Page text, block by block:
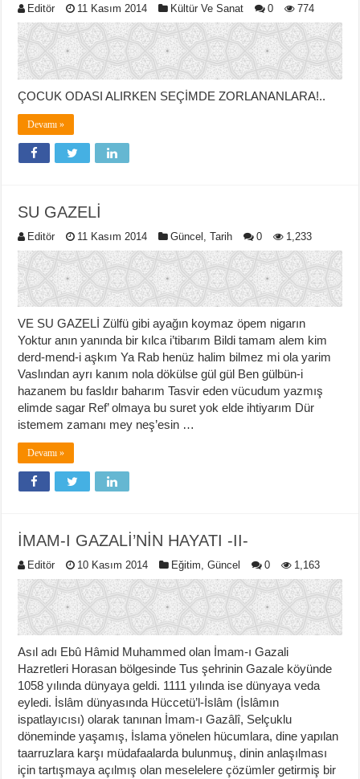
Editör 11 Kasım 2014 Kültür Ve Sanat 0 774
ÇOCUK ODASI ALIRKEN SEÇİMDE ZORLANANLARA!..
Devamı »
SU GAZELİ
Editör 11 Kasım 2014 Güncel ,Tarih 0 1,233
VE SU GAZELİ Zülfü gibi ayağın koymaz öpem nigarın
Yoktur anın yanında bir kılca i’tibarım Bildi tamam alem kim
derd-mend-i aşkım Ya Rab henüz halim bilmez mi ola yarim
Vaslından ayrı kanım nola dökülse gül gül Ben gülbün-i
hazanem bu fasldır baharım Tasvir eden vücudum yazmış
elimde sagar Ref’ olmaya bu suret yok elde ihtiyarım Dür
istemem zamanı mey neş’esin …
Devamı »
İMAM-I GAZALİ’NİN HAYATI -II-
Editör 10 Kasım 2014 Eğitim ,Güncel 0 1,163
Asıl adı Ebû Hâmid Muhammed olan İmam-ı Gazali
Hazretleri Horasan bölgesinde Tus şehrinin Gazale köyünde
1058 yılında dünyaya geldi. 1111 yılında ise dünyaya veda
eyledi. İslâm dünyasında Hüccetü’l-İslâm (İslâmın
ispatlayıcısı) olarak tanınan İmam-ı Gazâlî, Selçuklu
döneminde yaşamış, İslama yönelen hücumlara, dine yapılan
taarruzlara karşı müdafaalarda bulunmuş, dinin anlaşılması
için tartışmaya açılmış olan meselelere çözümler getirmiş bir